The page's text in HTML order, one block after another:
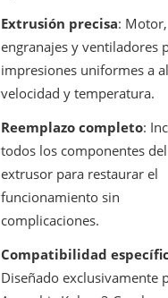
Extrusión precisa: Motor,
engranajes y ventiladores
impresiones uniformes a
velocidad y temperatura.
Reemplazo completo:
todos los componentes del
extrusor para restaurar el
funcionamiento sin
complicaciones.
Compatibilidad
Diseñado exclusivamente